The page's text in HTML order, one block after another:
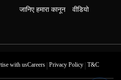
जानिए हमारा कानून वीडियो
with usCareers| Privacy Policy| T&C